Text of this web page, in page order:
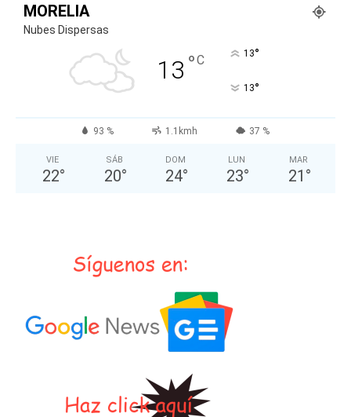
MORELIA
Nubes Dispersas
13 °C 13°
13°
93 % 1.1kmh 37 %
VIE
22°
SÁB
20°
DOM
24°
LUN
23°
MAR
21 °